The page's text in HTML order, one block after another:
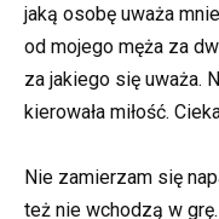
jaką osobę uważa
od mojego męża za
za jakiego się uważa.
kierowała miłość.
Nie zamierzam się
też nie wchodzą w